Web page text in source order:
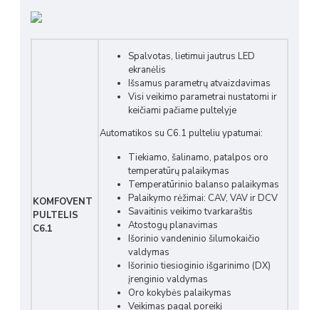
KOMFOVENT
PULTELIS
C6.1
Spalvotas, lietimui jautrus LED
ekranėlis
Išsamus parametrų atvaizdavimas
Visi veikimo parametrai nustatomi ir
keičiami pačiame pultelyje
Automatikos su C6.1 pulteliu ypatumai:
Tiekiamo, šalinamo, patalpos oro
temperatūrų palaikymas
Temperatūrinio balanso palaikymas
Palaikymo rėžimai: CAV, VAV ir DCV
Savaitinis veikimo tvarkaraštis
Atostogų planavimas
Išorinio vandeninio šilumokaičio
valdymas
Išorinio tiesioginio išgarinimo (DX)
įrenginio valdymas
Oro kokybės palaikymas
Veikimas pagal poreikį